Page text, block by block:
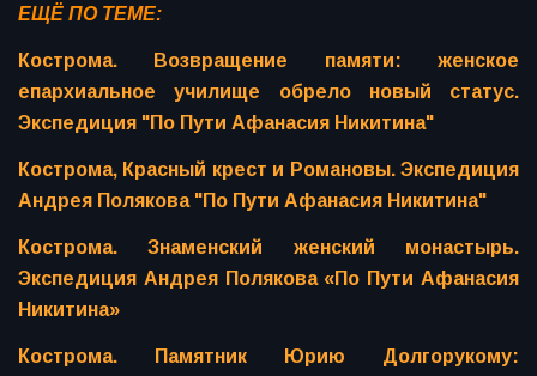
ЕЩЁ ПО ТЕМЕ:
Кострома. Возвращение памяти: женское
епархиальное училище обрело новый статус.
Экспедиция "По Пути Афанасия Никитина"
Кострома, Красный крест и Романовы. Экспедиция
Андрея Полякова "По Пути Афанасия Никитина"
Кострома. Знаменский женский монастырь.
Экспедиция Андрея Полякова «По Пути Афанасия
Никитина»
Кострома. Памятник Юрию Долгорукому: